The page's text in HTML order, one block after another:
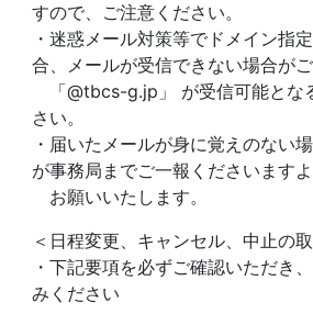
すので、ご注意ください。
・迷惑メール対策等でドメイン指
合、メールが受信できない場合がご
「@tbcs-g.jp」 が受信可能とな
さい。
・届いたメールが身に覚えのない
が事務局までご一報くださいますよ
お願いいたします。
＜日程変更、キャンセル、中止の
・下記要項を必ずご確認いただき
みください